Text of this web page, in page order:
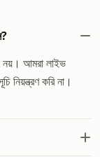
নয়। আমরা লাইভ
নিয়ন্ত্রণ করি না।